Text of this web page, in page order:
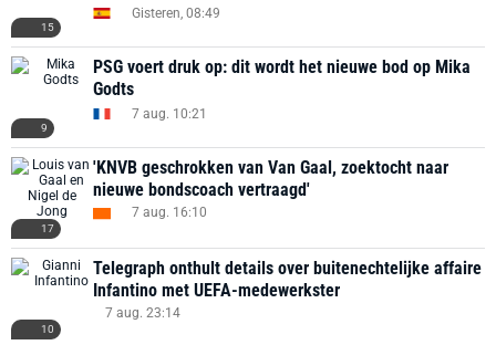
15
Gisteren, 08:49
9
PSG voert druk op: dit wordt het nieuwe bod op Mika
Godts
7 aug. 10:21
17
'KNVB geschrokken van Van Gaal, zoektocht naar
nieuwe bondscoach vertraagd'
7 aug. 16:10
10
Telegraph onthult details over buitenechtelijke affaire
Infantino met UEFA-medewerkster
7 aug. 23:14